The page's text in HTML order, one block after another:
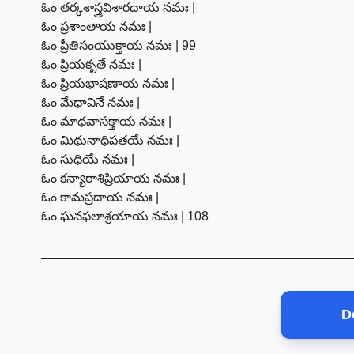
ఓం తర్కశాస్త్రవిశారదాయ నమః |
ఓం ప్రశాంతాయ నమః |
ఓం ప్రీతిసంయుక్తాయ నమః | 99
ఓం ప్రియకృతే నమః |
ఓం ప్రియభాషణాయ నమః |
ఓం మేధావినే నమః |
ఓం మాధవాసక్తాయ నమః |
ఓం మిథునాధిపతయే నమః |
ఓం సుధియే నమః |
ఓం కన్యారాశిప్రియాయ నమః |
ఓం కామప్రదాయ నమః |
ఓం ఘనఫలాశ్రయాయ నమః | 108